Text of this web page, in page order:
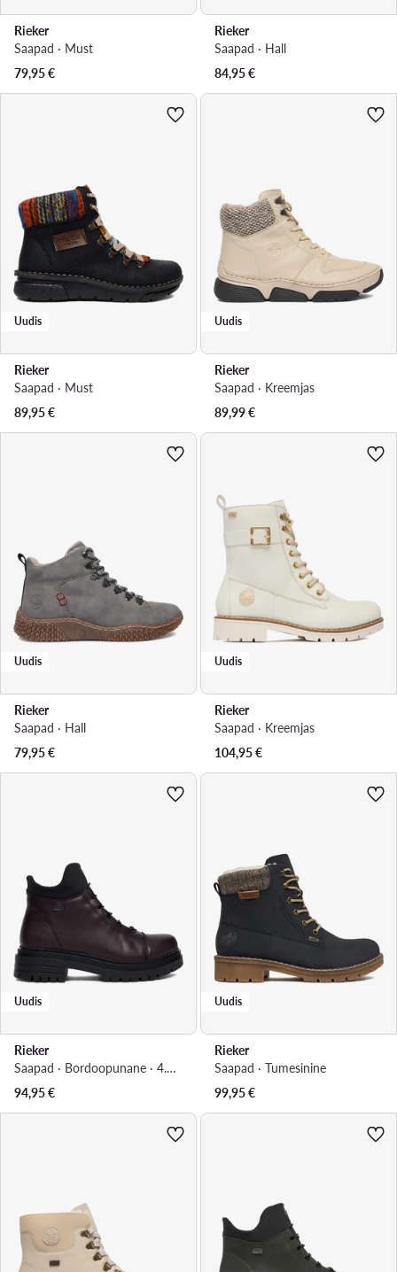
Rieker
Saapad · Must
79,95€
Rieker
Saapad · Hall
84,95€
Uudis
Rieker
Saapad · Must
89,95€
Uudis
Rieker
Saapad · Kreemjas
89,99€
Uudis
Rieker
Saapad · Hall
79,95€
Uudis
Rieker
Saapad · Kreemjas
104,95€
Uudis
Rieker
Saapad · Bordoopunane · 4.5 cm
94,95€
Uudis
Rieker
Saapad · Tumesinine
99,95€